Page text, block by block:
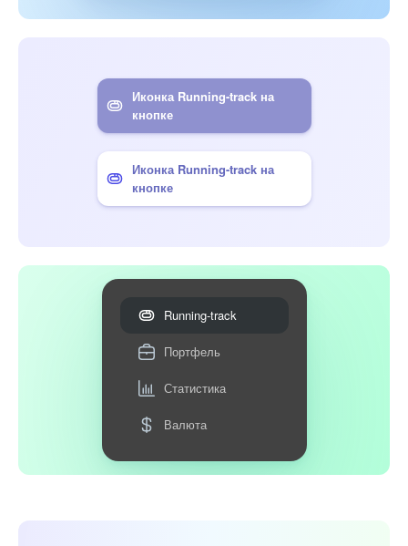
Иконка Running-track на
кнопке
Иконка Running-track на
кнопке
Running-track
Портфель
Статистика
Валюта